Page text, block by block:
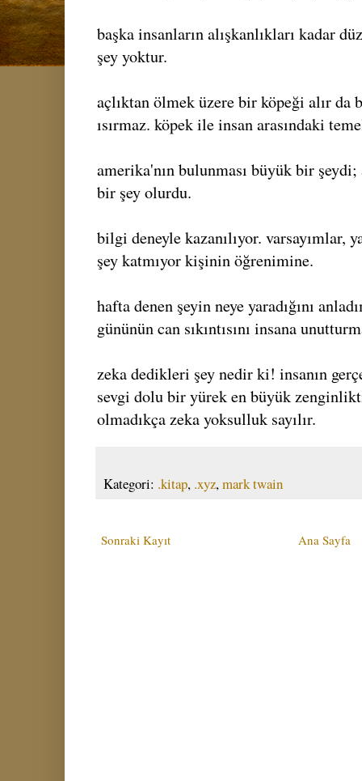
başka insanların alışkanlıkları kadar
şey yoktur.
açlıktan ölmek üzere bir köpeği alır
ısırmaz. köpek ile insan arasındaki
amerika'nın bulunması büyük bir
bir şey olurdu.
bilgi deneyle kazanılıyor. varsayımlar,
şey katmıyor kişinin öğrenimine.
hafta denen şeyin neye yaradığını
gününün can sıkıntısını insana
zeka dedikleri şey nedir ki! insanın
sevgi dolu bir yürek en büyük
olmadıkça zeka yoksulluk sayılır.
Kategori: .kitap, .xyz,mark twain
Sonraki Kayıt Ana Sayfa